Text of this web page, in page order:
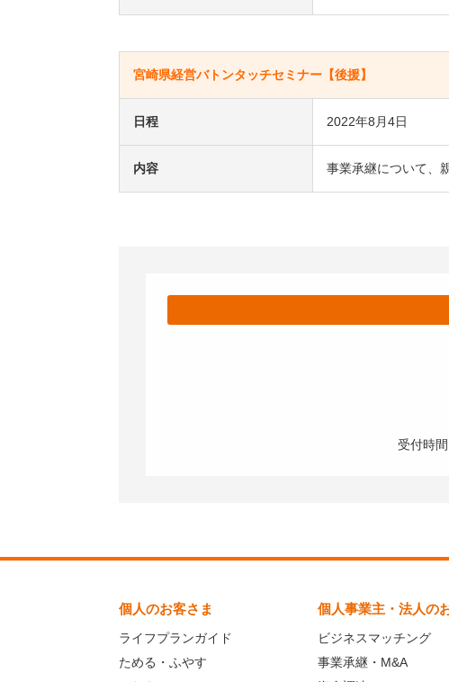
宮崎県経営バトンタッチセミナー【後援】
日程 2022年8月4日
内容 事業承継について、
受付時間
個人のお客さま
ライフプランガイド
ためる・ふやす
個人事業主・法人の
ビジネスマッチング
事業承継・M&A